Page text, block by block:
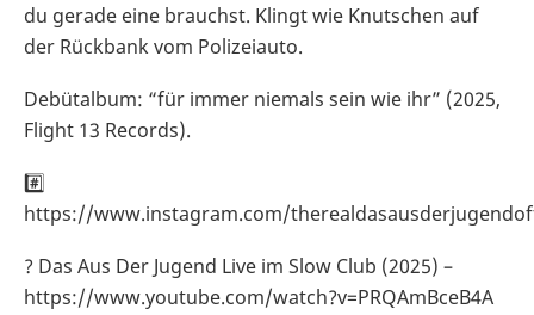
du gerade eine brauchst. Klingt wie Knutschen auf
der Rückbank vom Polizeiauto.
Debütalbum: “für immer niemals sein wie ihr” (2025,
Flight 13 Records).
#️⃣
https://www.instagram.com/
? Das Aus Der Jugend Live im Slow Club (2025) –
https://www.youtube.com/watch?v=PRQAmBceB4A